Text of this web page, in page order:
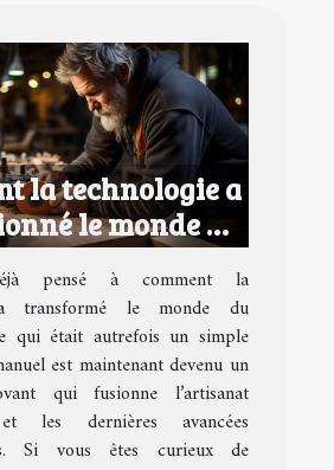
la technologie a
le monde du
bricolage
pensé à comment la
transformé le monde du
qui était autrefois un simple
est maintenant devenu un
qui fusionne l’artisanat
les dernières avancées
Si vous êtes curieux de